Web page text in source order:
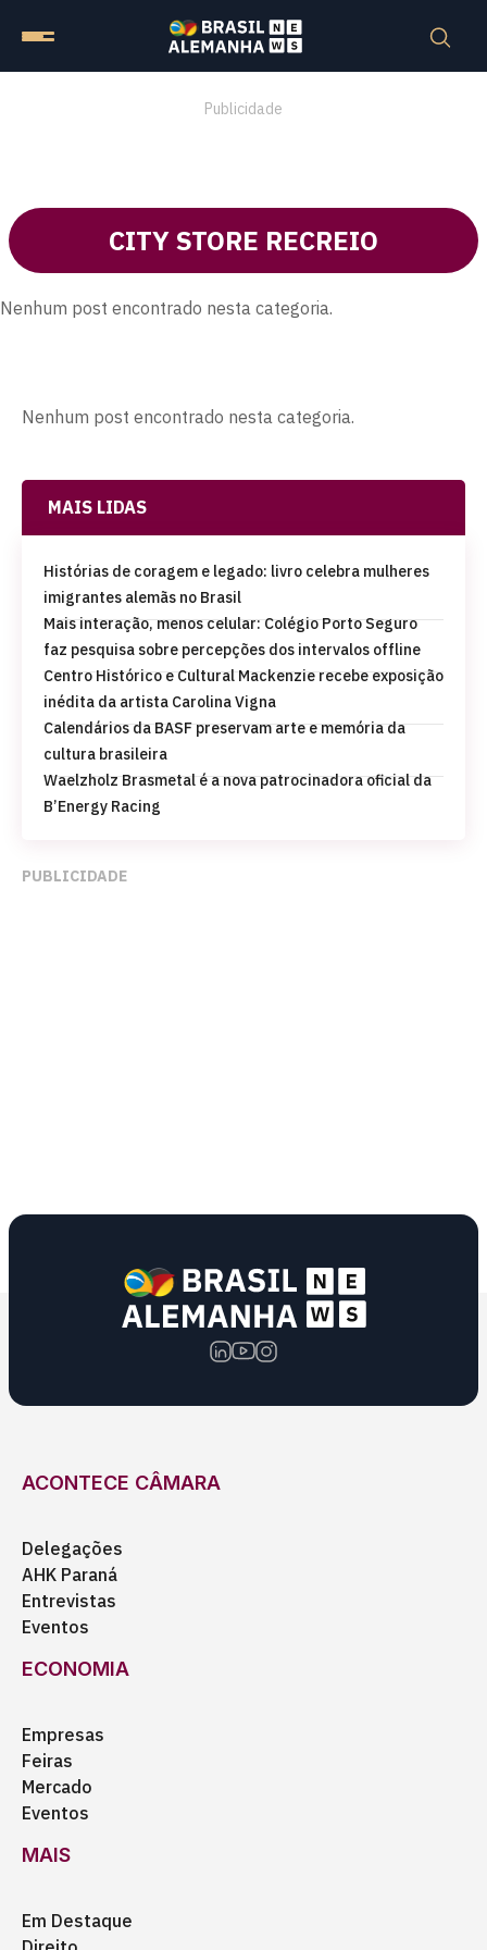
Publicidade
CITY STORE RECREIO
Nenhum post encontrado nesta categoria.
Nenhum post encontrado nesta categoria.
MAIS LIDAS
Histórias de coragem e legado: livro celebra mulheres
imigrantes alemãs no Brasil
Mais interação, menos celular: Colégio Porto Seguro
faz pesquisa sobre percepções dos intervalos offline
Centro Histórico e Cultural Mackenzie recebe exposição
inédita da artista Carolina Vigna
Calendários da BASF preservam arte e memória da
cultura brasileira
Waelzholz Brasmetal é a nova patrocinadora oficial da
B’Energy Racing
PUBLICIDADE
ACONTECE CÂMARA
Delegações
AHK Paraná
Entrevistas
Eventos
ECONOMIA
Empresas
Feiras
Mercado
Eventos
MAIS
Em Destaque